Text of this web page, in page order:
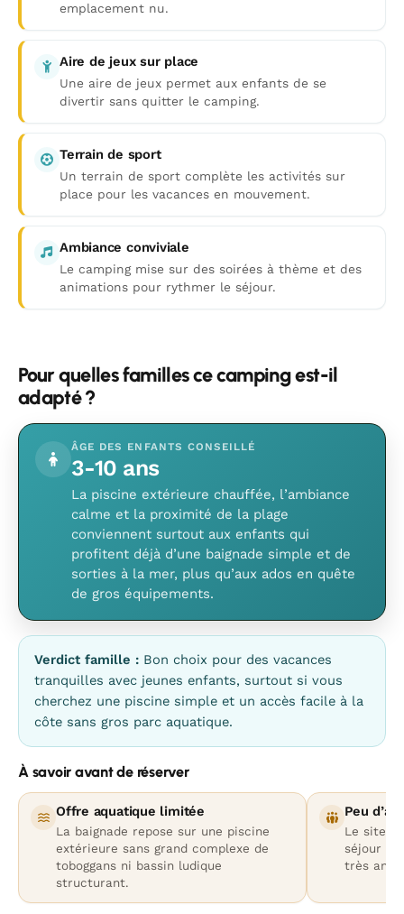
emplacement nu.
Aire de jeux sur place
Une aire de jeux permet aux enfants de se
divertir sans quitter le camping.
Terrain de sport
Un terrain de sport complète les activités sur
place pour les vacances en mouvement.
Ambiance conviviale
Le camping mise sur des soirées à thème et des
animations pour rythmer le séjour.
Pour quelles familles ce camping est-il
adapté ?
ÂGE DES ENFANTS CONSEILLÉ
3-10 ans
La piscine extérieure chauffée, l’ambiance
calme et la proximité de la plage
conviennent surtout aux enfants qui
profitent déjà d’une baignade simple et de
sorties à la mer, plus qu’aux ados en quête
de gros équipements.
Verdict famille : Bon choix pour des vacances
tranquilles avec jeunes enfants, surtout si vous
cherchez une piscine simple et un accès facile à la
côte sans gros parc aquatique.
À savoir avant de réserver
Offre aquatique limitée
La baignade repose sur une piscine
extérieure sans grand complexe de
toboggans ni bassin ludique
structurant.
Peu
Le site
séjour
très